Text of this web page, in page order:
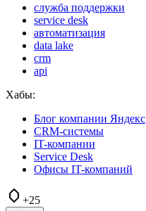
служба поддержки
service desk
автоматизация
data lake
crm
api
Хабы:
Блог компании Яндекс
CRM-системы
IT-компании
Service Desk
Офисы IT-компаний
+25